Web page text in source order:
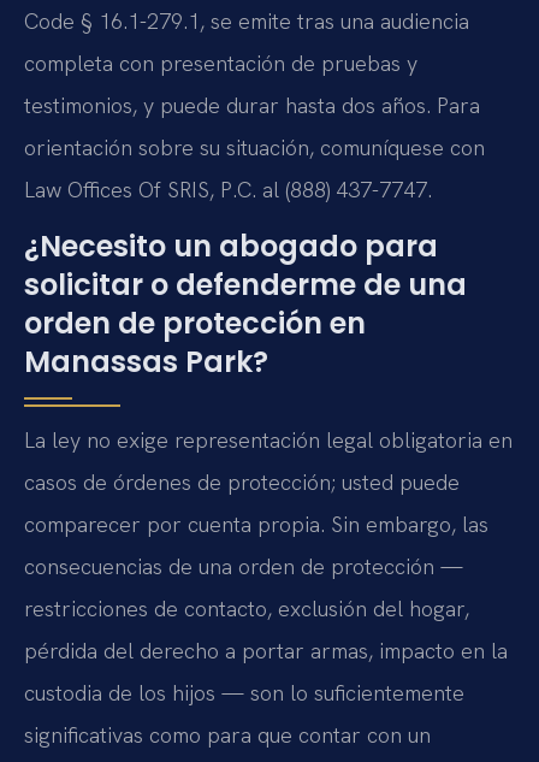
Code § 16.1-279.1, se emite tras una audiencia
completa con presentación de pruebas y
testimonios, y puede durar hasta dos años. Para
orientación sobre su situación, comuníquese con
Law Offices Of SRIS, P.C. al (888) 437-7747.
¿Necesito un abogado para
solicitar o defenderme de una
orden de protección en
Manassas Park?
La ley no exige representación legal obligatoria en
casos de órdenes de protección; usted puede
comparecer por cuenta propia. Sin embargo, las
consecuencias de una orden de protección —
restricciones de contacto, exclusión del hogar,
pérdida del derecho a portar armas, impacto en la
custodia de los hijos — son lo suficientemente
significativas como para que contar con un